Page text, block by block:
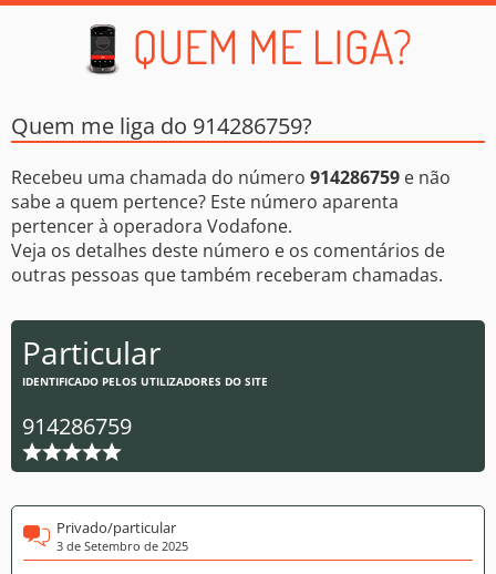
Quem me liga do 914286759?
Recebeu uma chamada do número 914286759 e não
sabe a quem pertence? Este número aparenta
pertencer à operadora Vodafone.
Veja os detalhes deste número e os comentários de
outras pessoas que também receberam chamadas.
Particular
IDENTIFICADO PELOS UTILIZADORES DO SITE
914286759
Privado/particular
3 de Setembro de 2025